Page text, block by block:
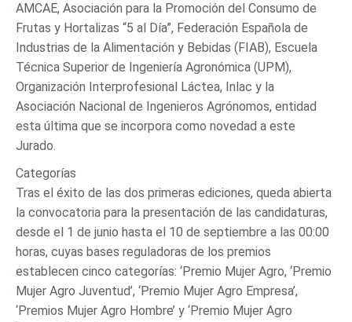
AMCAE, Asociación para la Promoción del Consumo de
Frutas y Hortalizas “5 al Día”, Federación Española de
Industrias de la Alimentación y Bebidas (FIAB), Escuela
Técnica Superior de Ingeniería Agronómica (UPM),
Organización Interprofesional Láctea, Inlac y la
Asociación Nacional de Ingenieros Agrónomos, entidad
esta última que se incorpora como novedad a este
Jurado.
Categorías
Tras el éxito de las dos primeras ediciones, queda abierta
la convocatoria para la presentación de las candidaturas,
desde el 1 de junio hasta el 10 de septiembre a las 00:00
horas, cuyas bases reguladoras de los premios
establecen cinco categorías: ‘Premio Mujer Agro, ‘Premio
Mujer Agro Juventud’, ‘Premio Mujer Agro Empresa’,
‘Premios Mujer Agro Hombre’ y ‘Premio Mujer Agro